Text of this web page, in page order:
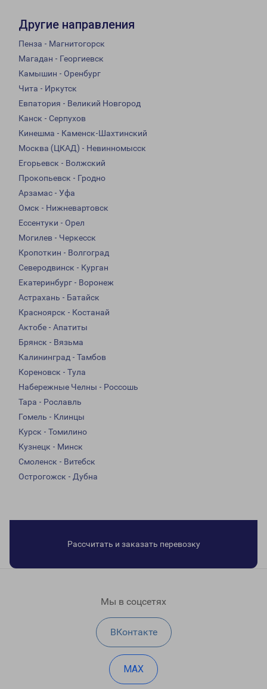
Другие направления
Пенза - Магнитогорск
Магадан - Георгиевск
Камышин - Оренбург
Чита - Иркутск
Евпатория - Великий Новгород
Канск - Серпухов
Кинешма - Каменск-Шахтинский
Москва (ЦКАД) - Невинномысск
Егорьевск - Волжский
Прокопьевск - Гродно
Арзамас - Уфа
Омск - Нижневартовск
Ессентуки - Орел
Могилев - Черкесск
Кропоткин - Волгоград
Северодвинск - Курган
Екатеринбург - Воронеж
Астрахань - Батайск
Красноярск - Костанай
Актобе - Апатиты
Брянск - Вязьма
Калининград - Тамбов
Кореновск - Тула
Набережные Челны - Россошь
Тара - Рославль
Гомель - Клинцы
Курск - Томилино
Кузнецк - Минск
Смоленск - Витебск
Острогожск - Дубна
Рассчитать и заказать перевозку
Мы в соцсетях
ВКонтакте
MAX